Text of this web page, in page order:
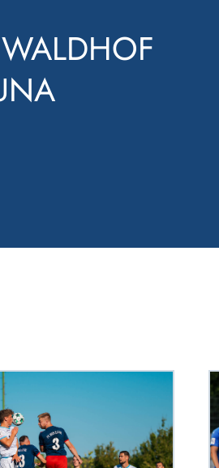
DER SV
MIT 9:0